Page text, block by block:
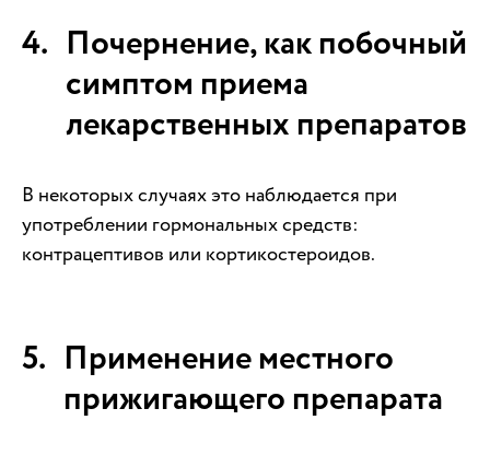
Почернение, как побочный
симптом приема
лекарственных препаратов
В некоторых случаях это наблюдается при
употреблении гормональных средств:
контрацептивов или кортикостероидов.
Применение местного
прижигающего препарата